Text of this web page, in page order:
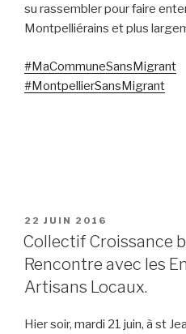
su rassembler pour faire
Montpelliérains et plus
#MaCommuneSansMigrant
#MontpellierSansMigrant
PUBLIÉ
LE
22 JUIN 2016
Collectif Croissance
Rencontre avec les
Artisans Locaux.
Hier soir, mardi 21 juin, à st